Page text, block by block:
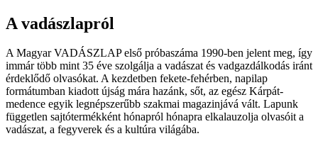
A vadászlapról
A Magyar VADÁSZLAP első próbaszáma 1990-ben jelent meg, így
immár több mint 35 éve szolgálja a vadászat és vadgazdálkodás iránt
érdeklődő olvasókat. A kezdetben fekete-fehérben, napilap
formátumban kiadott újság mára hazánk, sőt, az egész Kárpát-
medence egyik legnépszerűbb szakmai magazinjává vált. Lapunk
független sajtótermékként hónapról hónapra elkalauzolja olvasóit a
vadászat, a fegyverek és a kultúra világába.